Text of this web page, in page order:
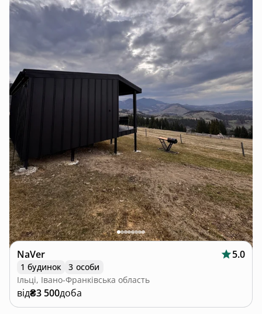
NaVer 5.0
1 будинок
3 особи
Ільці, Івано-Франківська область
від₴3 500доба